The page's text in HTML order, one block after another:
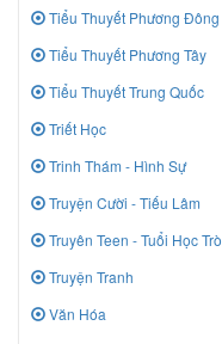
Tiểu Thuyết Phương Đông
Tiểu Thuyết Phương Tây
Tiểu Thuyết Trung Quốc
Triết Học
Trinh Thám - Hình Sự
Truyện Cười - Tiếu Lâm
Truyên Teen - Tuổi Học Trò
Truyện Tranh
Văn Hóa